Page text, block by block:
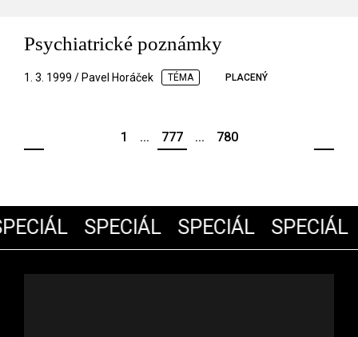
Psychiatrické poznámky
1. 3. 1999 / Pavel Horáček TÉMA PLACENÝ
1 ... 777 ... 780
SPECIÁL SPECIÁL SPECIÁL